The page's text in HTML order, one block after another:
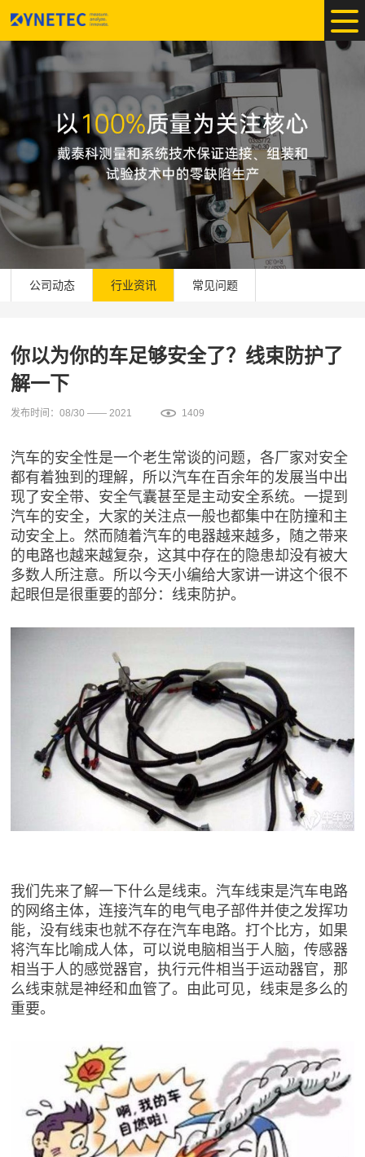
公司动态 行业资讯 常见问题
你以为你的车足够安全了？线束防护了
解一下
发布时间：08/30 —— 2021 1409
汽车的安全性是一个老生常谈的问题，各厂家对安全
都有着独到的理解，所以汽车在百余年的发展当中出
现了安全带、安全气囊甚至是主动安全系统。一提到
汽车的安全，大家的关注点一般也都集中在防撞和主
动安全上。然而随着汽车的电器越来越多，随之带来
的电路也越来越复杂，这其中存在的隐患却没有被大
多数人所注意。所以今天小编给大家讲一讲这个很不
起眼但是很重要的部分：线束防护。
我们先来了解一下什么是线束。汽车线束是汽车电路
的网络主体，连接汽车的电气电子部件并使之发挥功
能，没有线束也就不存在汽车电路。打个比方，如果
将汽车比喻成人体，可以说电脑相当于人脑，传感器
相当于人的感觉器官，执行元件相当于运动器官，那
么线束就是神经和血管了。由此可见，线束是多么的
重要。